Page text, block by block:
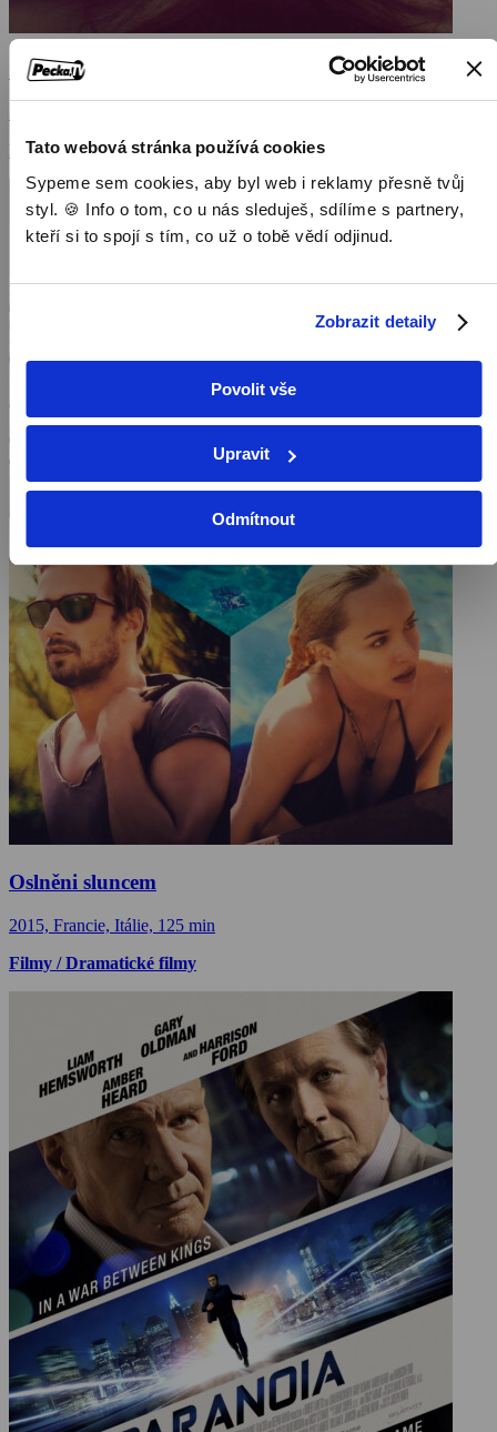
Tato webová stránka používá cookies
Sypeme sem cookies, aby byl web i reklamy přesně tvůj
styl. 🍪 Info o tom, co u nás sleduješ, sdílíme s partnery,
kteří si to spojí s tím, co už o tobě vědí odjinud.
Zobrazit detaily
Povolit vše
Upravit
Odmítnout
Zůstaň se mnou
Filmy / Dramatické filmy
Oslněni sluncem
2015, Francie, Itálie, 125 min
Filmy / Dramatické filmy